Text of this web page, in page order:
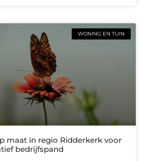
WONING EN TUIN
maat in regio Ridderkerk voor
bedrijfspand